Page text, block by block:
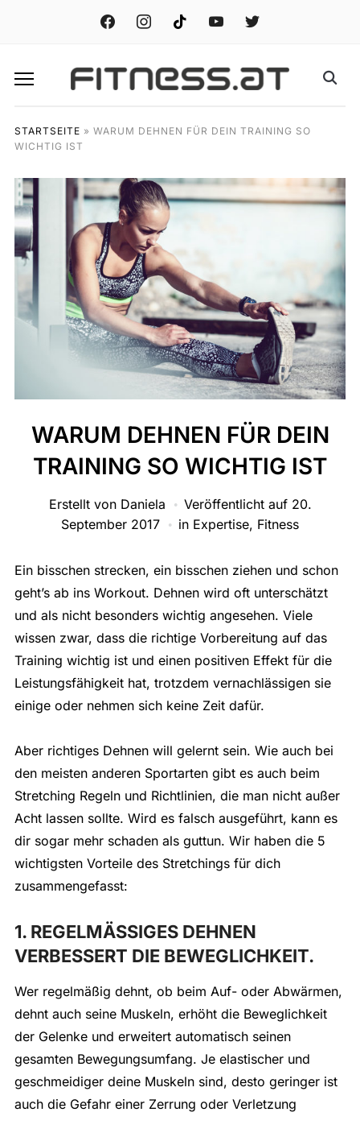
facebook instagramtiktok youtube twitter
STARTSEITE » WARUM DEHNEN FÜR DEIN TRAINING SO
WICHTIG IST
WARUM DEHNEN FÜR DEIN
TRAINING SO WICHTIG IST
Erstellt von Daniela Veröffentlicht auf 20.
September 2017
in Expertise, Fitness
Ein bisschen strecken, ein bisschen ziehen und schon
geht’s ab ins Workout. Dehnen wird oft unterschätzt
und als nicht besonders wichtig angesehen. Viele
wissen zwar, dass die richtige Vorbereitung auf das
Training wichtig ist und einen positiven Effekt für die
Leistungsfähigkeit hat, trotzdem vernachlässigen sie
einige oder nehmen sich keine Zeit dafür.
Aber richtiges Dehnen will gelernt sein. Wie auch bei
den meisten anderen Sportarten gibt es auch beim
Stretching Regeln und Richtlinien, die man nicht außer
Acht lassen sollte. Wird es falsch ausgeführt, kann es
dir sogar mehr schaden als guttun. Wir haben die 5
wichtigsten Vorteile des Stretchings für dich
zusammengefasst:
1. REGELMÄSSIGES DEHNEN
VERBESSERT DIE BEWEGLICHKEIT.
Wer regelmäßig dehnt, ob beim Auf- oder Abwärmen,
dehnt auch seine Muskeln, erhöht die Beweglichkeit
der Gelenke und erweitert automatisch seinen
gesamten Bewegungsumfang. Je elastischer und
geschmeidiger deine Muskeln sind, desto geringer ist
auch die Gefahr einer Zerrung oder Verletzung